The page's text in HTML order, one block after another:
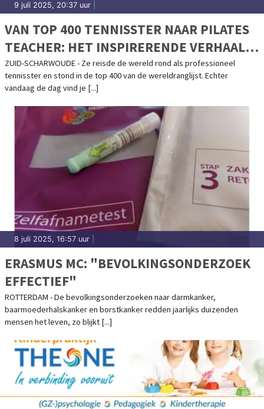
9 juli 2025, 20:37 uur
VAN TOP 400 TENNISSTER NAAR PILATES
TEACHER: HET INSPIRERENDE VERHAAL
ACHTER PILATES BY DENISA
ZUID-SCHARWOUDE - Ze reisde de wereld rond als professioneel
tennisster en stond in de top 400 van de wereldranglijst. Echter
vandaag de dag vind je [...]
8 juli 2025, 16:57 uur
ERASMUS MC: "BEVOLKINGSONDERZOEK
EFFECTIEF"
ROTTERDAM - De bevolkingsonderzoeken naar darmkanker,
baarmoederhalskanker en borstkanker redden jaarlijks duizenden
mensen het leven, zo blijkt [...]